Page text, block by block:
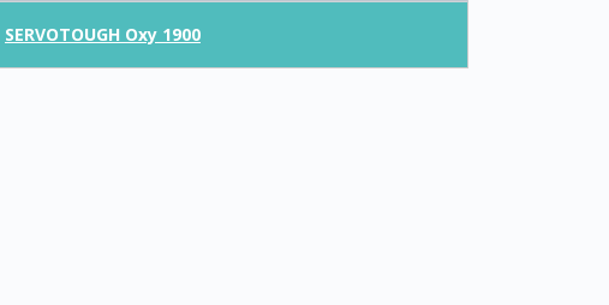
SERVOTOUGH Oxy 1900